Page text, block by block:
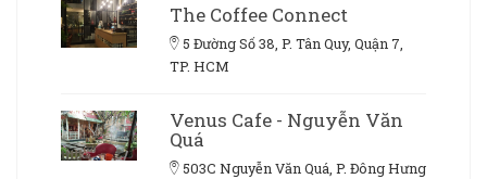
The Coffee Connect
5 Đường Số 38, P. Tân Quy, Quận 7,
TP. HCM
Venus Cafe - Nguyễn Văn
Quá
503C Nguyễn Văn Quá, P. Đông Hưng